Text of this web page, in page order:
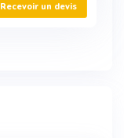
Recevoir un devis